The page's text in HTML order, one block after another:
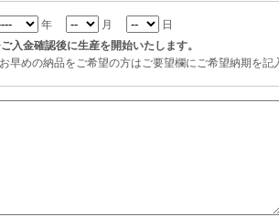
年 月
日
入金確認後に生産を開始いたします。
早めの納品をご希望の方はご要望欄にご希望納期を記